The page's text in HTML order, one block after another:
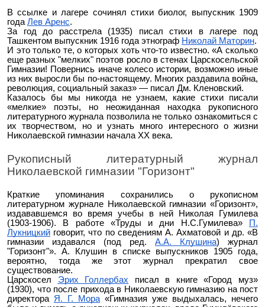
В ссылке и лагере сочинял стихи биолог, выпускник 1909
года Лев Аренс.
За год до расстрела (1935) писал стихи в лагере под
Ташкентом выпускник 1916 года этнограф Николай Маторин.
И это только те, о которых хоть что-то известно. «А сколько
еще разных "мелких" поэтов росло в стенах Царскосельской
Гимназии! Повернись иначе колесо истории, возможно иные
из них выросли бы по-настоящему. Многих раздавила война,
революция, социальный заказ» — писал Дм. Кленовский.
Казалось бы мы никогда не узнаем, какие стихи писали
«мелкие» поэты, но неожиданная находка рукописного
литературного журнала позволила не только ознакомиться с
их творчеством, но и узнать много интересного о жизни
Николаевской гимназии начала XX века.
Рукописный литературный журнал
Николаевской гимназии "Горизонт"
Краткие упоминания сохранились о рукописном
литературном журнале Николаевской гимназии «Горизонт»,
издававшемся во время учебы в ней Николая Гумилева
(1903-1906). В работе «Труды и дни Н.С.Гумилева»
П.
Лукницкий говорит, что по сведениям А. Ахматовой и др. «В
гимназии издавался (под ред. А.А. Клушина) журнал
"Горизонт"». А. Клушин в списке выпускников 1905 года,
вероятно, тогда же этот журнал прекратил свое
существование.
Царскосел Эрих Голлербах писал в книге «Город муз»
(1930), что после прихода в Николаевскую гимназию на пост
директора Я. Г. Мора«Гимназия уже выдыхалась, нечего